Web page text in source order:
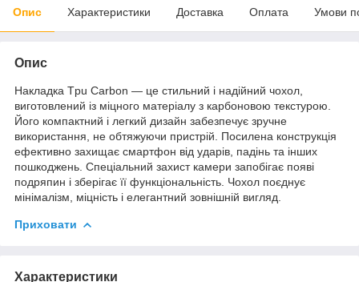
Опис Характеристики Доставка Оплата Умови
Опис
Накладка Tpu Carbon — це стильний і надійний чохол,
виготовлений із міцного матеріалу з карбоновою текстурою.
Його компактний і легкий дизайн забезпечує зручне
використання, не обтяжуючи пристрій. Посилена конструкція
ефективно захищає смартфон від ударів, падінь та інших
пошкоджень. Спеціальний захист камери запобігає появі
подряпин і зберігає її функціональність. Чохол поєднує
мінімалізм, міцність і елегантний зовнішній вигляд.
Приховати
Характеристики